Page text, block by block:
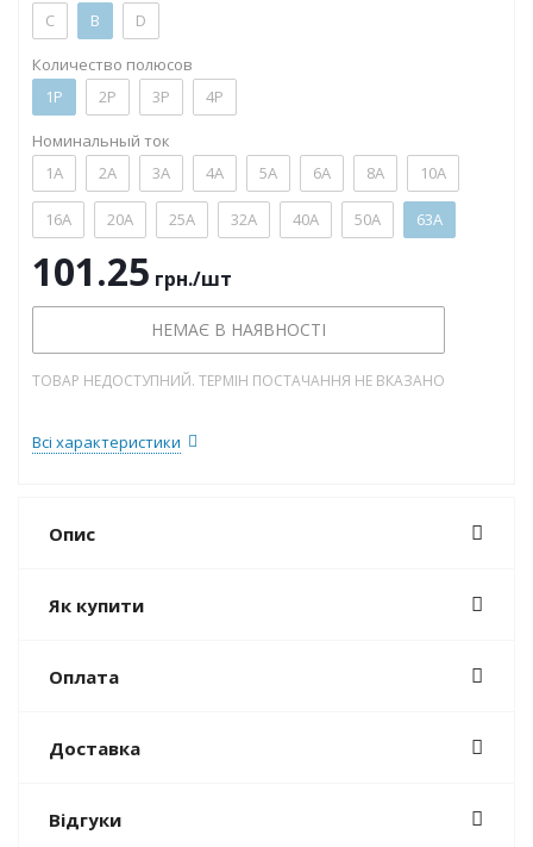
C
B D
Количество полюсов
1P
2P 3P 4P
Номинальный ток
1А
2А 3А 4А 5А 6А 8А 10А
16А 20А 25А 32А 40А 50А 63А
101.25 грн./шт
НЕМАЄ В НАЯВНОСТІ
ТОВАР НЕДОСТУПНИЙ. ТЕРМІН ПОСТАЧАННЯ НЕ ВКАЗАНО
Всі характеристики
Опис
Як купити
Оплата
Доставка
Відгуки